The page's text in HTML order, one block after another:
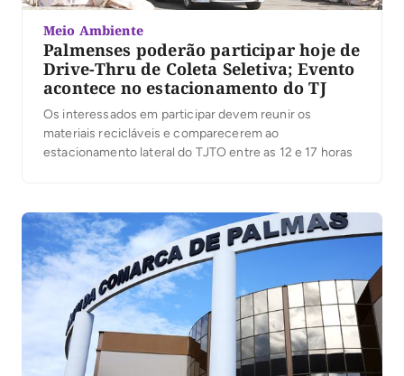
Meio Ambiente
Palmenses poderão participar hoje de
Drive-Thru de Coleta Seletiva; Evento
acontece no estacionamento do TJ
Os interessados em participar devem reunir os
materiais recicláveis e comparecerem ao
estacionamento lateral do TJTO entre as 12 e 17 horas